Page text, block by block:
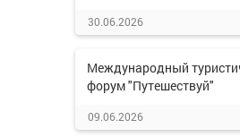
30.06.2026
Международный
форум "Путешествуй"
09.06.2026